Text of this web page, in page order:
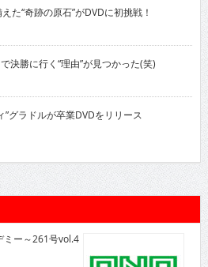
“奇跡の原石”がDVDに初挑戦！
勝に行く“理由”が見つかった(笑)
グラドルが卒業DVDをリリース
ミー～261号vol.4